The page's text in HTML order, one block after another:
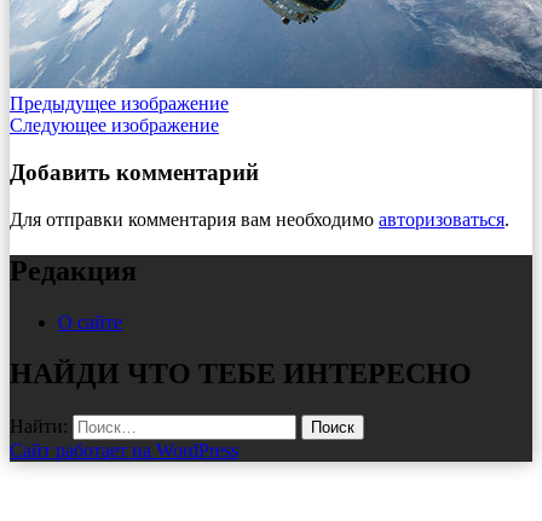
Предыдущее изображение
Следующее изображение
Добавить комментарий
Для отправки комментария вам необходимо авторизоваться.
Редакция
О сайте
НАЙДИ ЧТО ТЕБЕ ИНТЕРЕСНО
Найти:
Сайт работает на WordPress